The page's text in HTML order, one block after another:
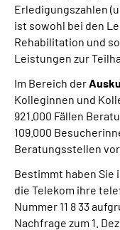
Erledigungszahlen
ist sowohl bei den
Rehabilitation und
Leistungen zur
Im Bereich der
Kolleginnen und
921.000 Fällen
109.000
Beratungsstellen vor
Bestimmt haben Sie
die Telekom ihre
Nummer 11 8 33
Nachfrage zum 1.